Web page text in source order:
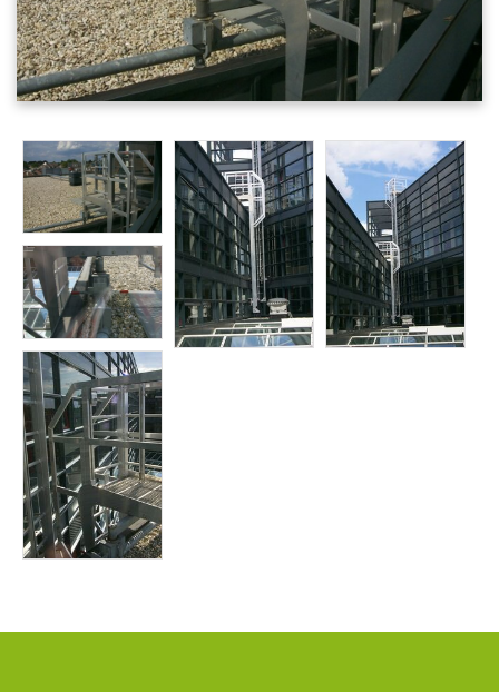
Bekijk contact gegevens
info.uithuizen@pmfmechanical.nl
+31 (0)595 - 431 729